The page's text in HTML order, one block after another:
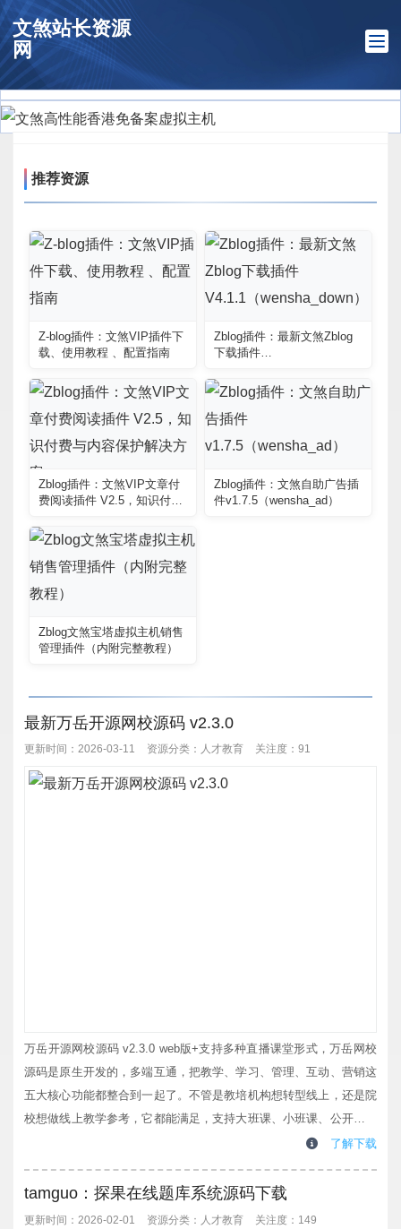
文煞站长资源
网
推荐资源
Z-blog插件：文煞VIP插件下
载、使用教程 、配置指南
Zblog插件：最新文煞Zblog
下载插件
Zblog插件：文煞VIP文章付
费阅读插件 V2.5，知识付费
Zblog插件：文煞自助广告插
件v1.7.5（wensha_ad）
Zblog文煞宝塔虚拟主机销售
管理插件（内附完整教程）
最新万岳开源网校源码 v2.3.0
更新时间：2026-03-11 资源分类： 人才教育 关注度：91
万岳开源网校源码 v2.3.0 web版+支持多种直播课堂形式，万岳网校
源码是原生开发的，多端互通，把教学、学习、管理、互动、营销这
五大核心功能都整合到一起了。不管是教培机构想转型线上，还是院
校想做线上教学参考，它都能满足，支持大班课、小班课、公开课、
双师教学这些常见模式，实用性拉满。源码包含四大端：web学生
能用。最大的优势就是省心又省钱，高效低成本就能打造属于自己的
网校。操作特别简单，...
了解下载
tamguo：探果在线题库系统源码下载
更新时间：2026-02-01 资源分类： 人才教育 关注度：149